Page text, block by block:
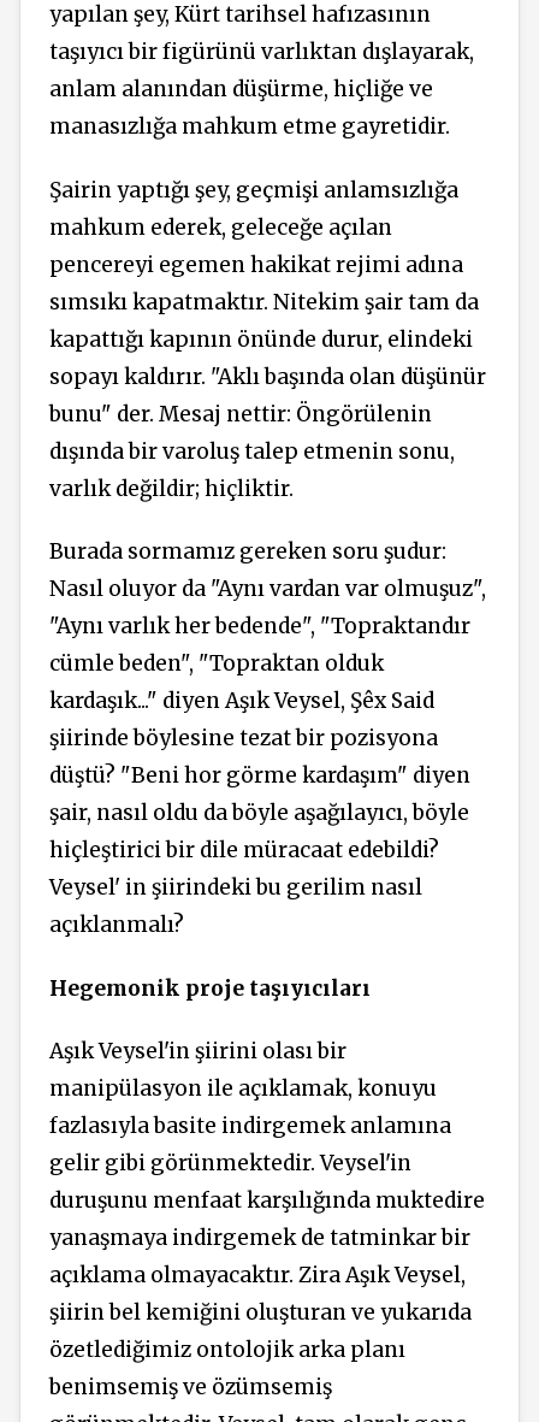
yapılan şey, Kürt tarihsel hafızasının
taşıyıcı bir figürünü varlıktan dışlayarak,
anlam alanından düşürme, hiçliğe ve
manasızlığa mahkum etme gayretidir.
Şairin yaptığı şey, geçmişi anlamsızlığa
mahkum ederek, geleceğe açılan
pencereyi egemen hakikat rejimi adına
sımsıkı kapatmaktır. Nitekim şair tam da
kapattığı kapının önünde durur, elindeki
sopayı kaldırır. "Aklı başında olan düşünür
bunu" der. Mesaj nettir: Öngörülenin
dışında bir varoluş talep etmenin sonu,
varlık değildir; hiçliktir.
Burada sormamız gereken soru şudur:
Nasıl oluyor da "Aynı vardan var olmuşuz",
"Aynı varlık her bedende", "Topraktandır
cümle beden", "Topraktan olduk
kardaşık..." diyen Aşık Veysel, Şêx Said
şiirinde böylesine tezat bir pozisyona
düştü? "Beni hor görme kardaşım" diyen
şair, nasıl oldu da böyle aşağılayıcı, böyle
hiçleştirici bir dile müracaat edebildi?
Veysel' in şiirindeki bu gerilim nasıl
açıklanmalı?
Hegemonik proje taşıyıcıları
Aşık Veysel'in şiirini olası bir
manipülasyon ile açıklamak, konuyu
fazlasıyla basite indirgemek anlamına
gelir gibi görünmektedir. Veysel'in
duruşunu menfaat karşılığında muktedire
yanaşmaya indirgemek de tatminkar bir
açıklama olmayacaktır. Zira Aşık Veysel,
şiirin bel kemiğini oluşturan ve yukarıda
özetlediğimiz ontolojik arka planı
benimsemiş ve özümsemiş